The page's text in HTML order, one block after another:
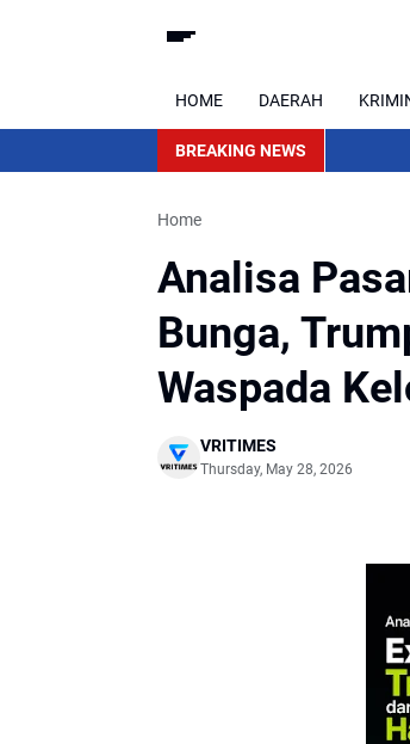
HOME DAERAH
BREAKING NEWS
Home
Analisa
Bunga,
Waspada
VRITIMES
Thursday, May 28, 2026